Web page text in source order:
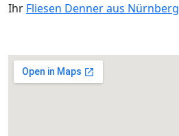
Ihr Fliesen Denner aus Nürnberg